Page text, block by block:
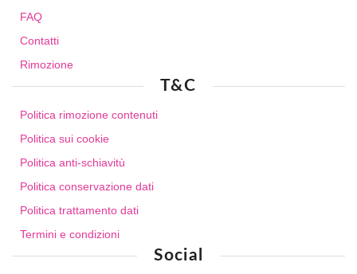
FAQ
Contatti
Rimozione
T&C
Politica rimozione contenuti
Politica sui cookie
Politica anti-schiavitù
Politica conservazione dati
Politica trattamento dati
Termini e condizioni
Social